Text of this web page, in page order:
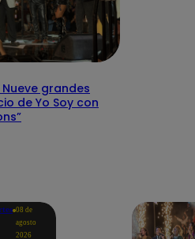
Nueve grandes
de Yo Soy con
08 de
agosto
2026